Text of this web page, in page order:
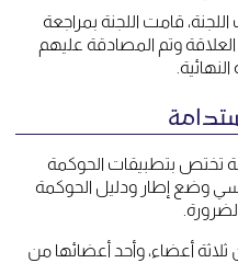
قامت اللجنة بمراجعة
وتم المصادقة عليهم
تختص بتطبيقات الحوكمة
وضع إطار ودليل الحوكمة
أعضاء، وأحد أعضائها من